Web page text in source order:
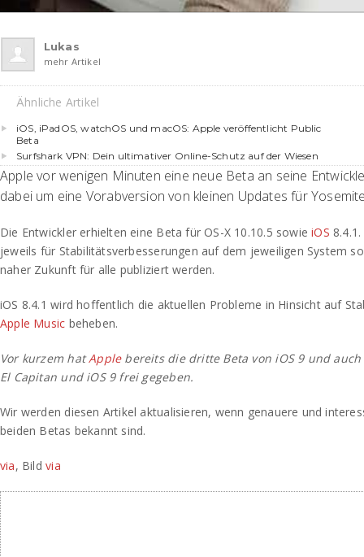
Lukas
mehr Artikel
Ähnliche Artikel
iOS, iPadOS, watchOS und macOS: Apple veröffentlicht Public
Beta
Surfshark VPN: Dein ultimativer Online-Schutz auf der Wiesen
Apple vor wenigen Minuten eine neue Beta an seine
dabei um eine Vorabversion von kleinen Updates für
Die Entwickler erhielten eine Beta für OS-X 10.10.5 sowieiOS
jeweils für Stabilitätsverbesserungen auf dem jeweiligen System
naher Zukunft für alle publiziert werden.
iOS 8.4.1 wird hoffentlich die aktuellen Probleme in Hinsicht auf
Apple Music beheben.
Vor kurzem hatApplebereits die dritte Beta von iOS 9 und
El Capitan und iOS 9 frei gegeben.
Wir werden diesen Artikel aktualisieren, wenn genauere und
beiden Betas bekannt sind.
via, Bildvia